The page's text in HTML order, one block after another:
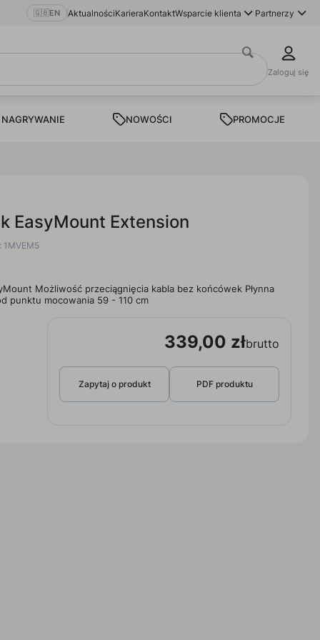
🇬🇧EN AktualnościKarieraKontaktWsparcie klienta Partnerzy
Zaloguj się
NOWOŚCI PROMOCJE
EasyMount Extension
1MVEM5
Możliwość przeciągnięcia kabla bez końcówek Płynna
punktu mocowania 59 - 110 cm
339,00 złbrutto
Zapytaj o produkt PDF produktu